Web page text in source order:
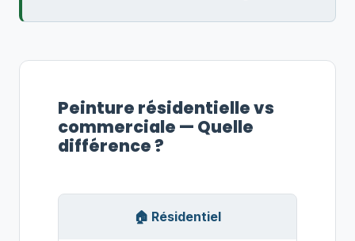
Peinture résidentielle vs
commerciale — Quelle
différence ?
🏠 Résidentiel